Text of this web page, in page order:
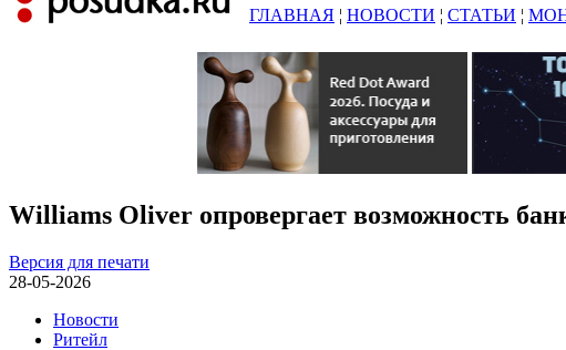
ГЛАВНАЯ ¦ НОВОСТИ ¦ СТАТЬИ ¦
Williams Oliver опровергает возможность
Версия для печати
28-05-2026
Новости
Ритейл